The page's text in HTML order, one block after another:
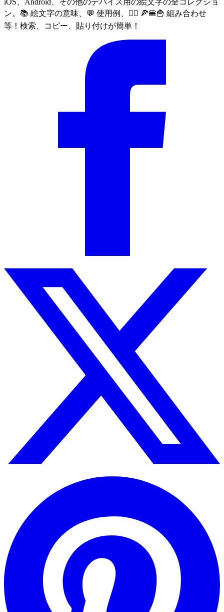
iOS、Android、その他のデバイス用の絵文字の全コレクショ
ン。📚 絵文字の意味、💬 使用例、🙅‍♀️ 🍕🍔🍟 組み合わせ
等！検索、コピー、貼り付けが簡単！